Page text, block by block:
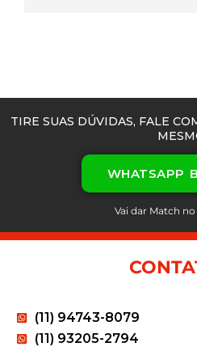
TIRE SUAS DÚVIDAS, FALE
WHATSAPP
Vai dar Match
(11) 94743-8079
(11) 93205-2794